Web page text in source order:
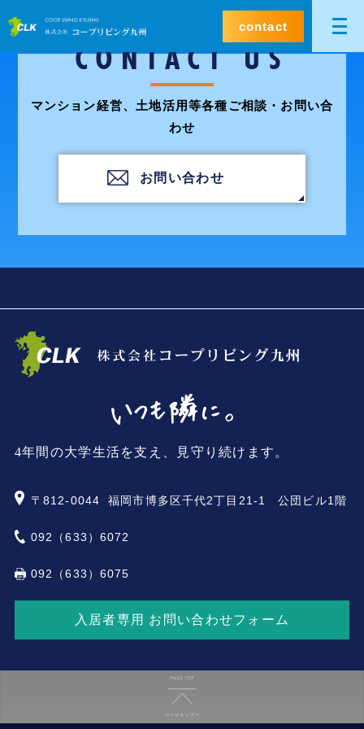
contact
CONTACT US
マンション経営、土地活用等各種ご相談・お問い合
わせ
お問い合わせ
4年間の大学生活を支え、見守り続けます。
〒812-0044 福岡市博多区千代2丁目21-1 公団ビル1階
092（633）6072
092（633）6075
入居者専用 お問い合わせフォーム